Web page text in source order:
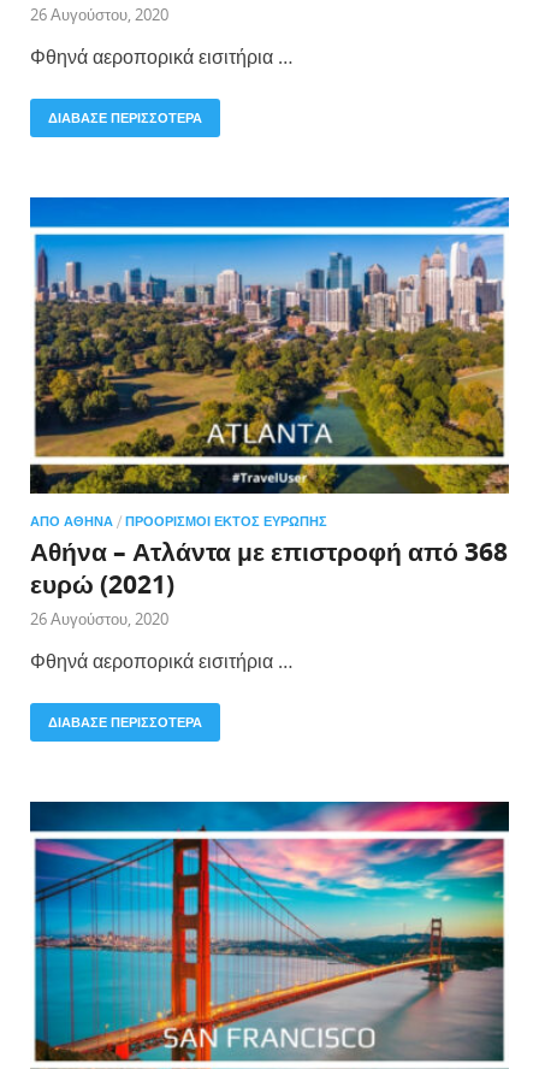
26 Αυγούστου, 2020
Φθηνά αεροπορικά εισιτήρια …
ΔΙΑΒΑΣΕ ΠΕΡΙΣΣΟΤΕΡΑ
ΑΠΌ ΑΘΉΝΑ / ΠΡΟΟΡΙΣΜΟΊ ΕΚΤΌΣ ΕΥΡΏΠΗΣ
Αθήνα – Ατλάντα με επιστροφή από 368
ευρώ (2021)
26 Αυγούστου, 2020
Φθηνά αεροπορικά εισιτήρια …
ΔΙΑΒΑΣΕ ΠΕΡΙΣΣΟΤΕΡΑ